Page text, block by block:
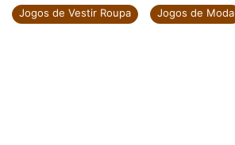
Jogos de Vestir Roupa
Jogos de Moda